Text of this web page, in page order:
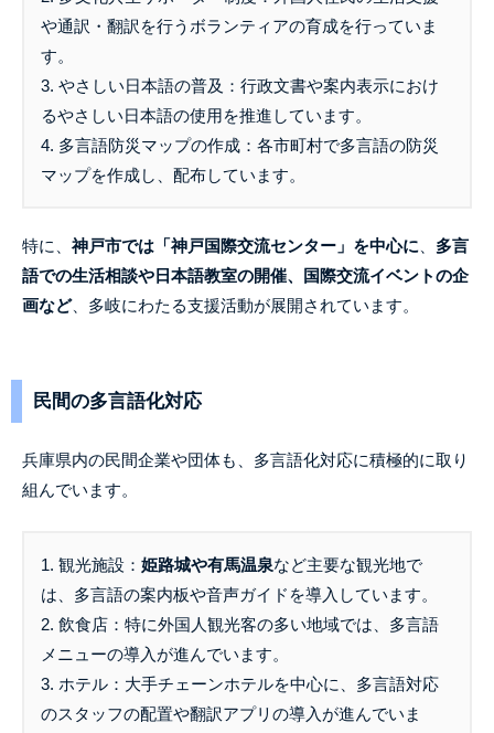
や通訳・翻訳を行うボランティアの育成を行っていま
す。
3. やさしい日本語の普及：行政文書や案内表示におけ
るやさしい日本語の使用を推進しています。
4. 多言語防災マップの作成：各市町村で多言語の防災
マップを作成し、配布しています。
特に、 神戸市では「神戸国際交流センター」を中心に
多言
語での生活相談や日本語教室の開催、国際交流イベントの企
画など、多岐にわたる支援活動が展開されています。
民間の多言語化対応
兵庫県内の民間企業や団体も、多言語化対応に積極的に取り
組んでいます。
1. 観光施設： 姫路城や有馬温泉など主要な観光地で
は、多言語の案内板や音声ガイドを導入しています。
2. 飲食店：特に外国人観光客の多い地域では、多言語
メニューの導入が進んでいます。
3. ホテル：大手チェーンホテルを中心に、多言語対応
のスタッフの配置や翻訳アプリの導入が進んでいま